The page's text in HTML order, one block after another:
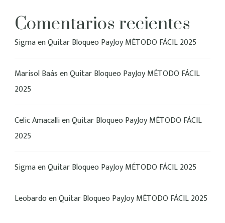
Comentarios recientes
SigmaenQuitar Bloqueo PayJoy MÉTODO FÁCIL 2025
Marisol BaásenQuitar Bloqueo PayJoy MÉTODO FÁCIL
2025
Celic AmacallienQuitar Bloqueo PayJoy MÉTODO FÁCIL
2025
SigmaenQuitar Bloqueo PayJoy MÉTODO FÁCIL 2025
LeobardoenQuitar Bloqueo PayJoy MÉTODO FÁCIL 2025